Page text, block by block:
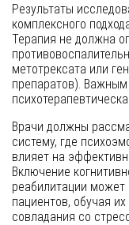
Результаты
комплексного
Терапия не должна
метотрексата или
препаратов).
Врачи должны
систему, где
влияет на
Включение
реабилитации
пациентов, обучая
совладания со